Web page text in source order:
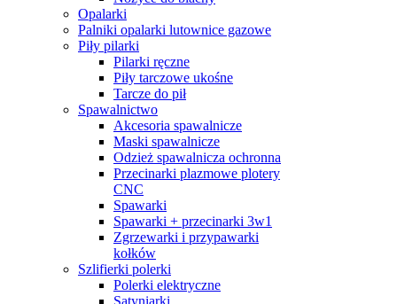
Opalarki
Palniki opalarki lutownice gazowe
Piły pilarki
Pilarki ręczne
Piły tarczowe ukośne
Tarcze do pił
Spawalnictwo
Akcesoria spawalnicze
Maski spawalnicze
Odzież spawalnicza ochronna
Przecinarki plazmowe plotery
CNC
Spawarki
Spawarki + przecinarki 3w1
Zgrzewarki i przypawarki
kołków
Szlifierki polerki
Polerki elektryczne
Satyniarki